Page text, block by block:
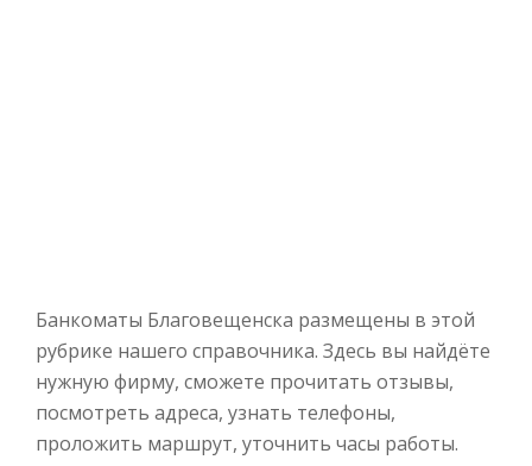
Банкоматы Благовещенска размещены в этой
рубрике нашего справочника. Здесь вы найдёте
нужную фирму, сможете прочитать отзывы,
посмотреть адреса, узнать телефоны,
проложить маршрут, уточнить часы работы.